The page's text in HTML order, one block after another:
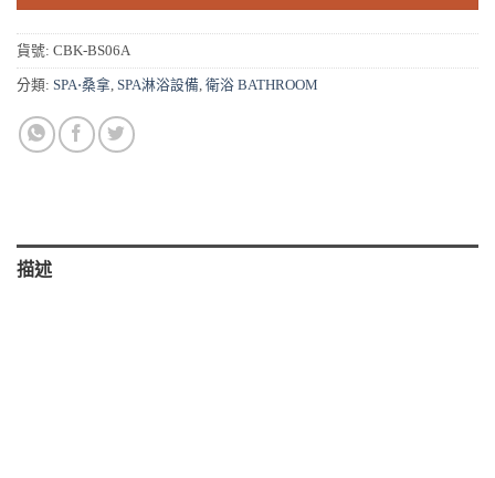
貨號: CBK-BS06A
分類: SPA⋅桑拿, SPA淋浴設備, 衛浴 BATHROOM
描述